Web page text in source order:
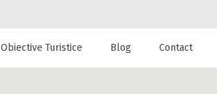
Obiective Turistice Blog Contact